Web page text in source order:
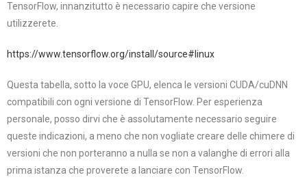
TensorFlow, innanzitutto è necessario capire che versione
utilizzerete.
https://www.tensorflow.org/install/source#linux
Questa tabella, sotto la voce GPU, elenca le versioni CUDA/cuDNN
compatibili con ogni versione di TensorFlow. Per esperienza
personale, posso dirvi che è assolutamente necessario seguire
queste indicazioni, a meno che non vogliate creare delle chimere di
versioni che non porteranno a nulla se non a valanghe di errori alla
prima istanza che proverete a lanciare con TensorFlow.